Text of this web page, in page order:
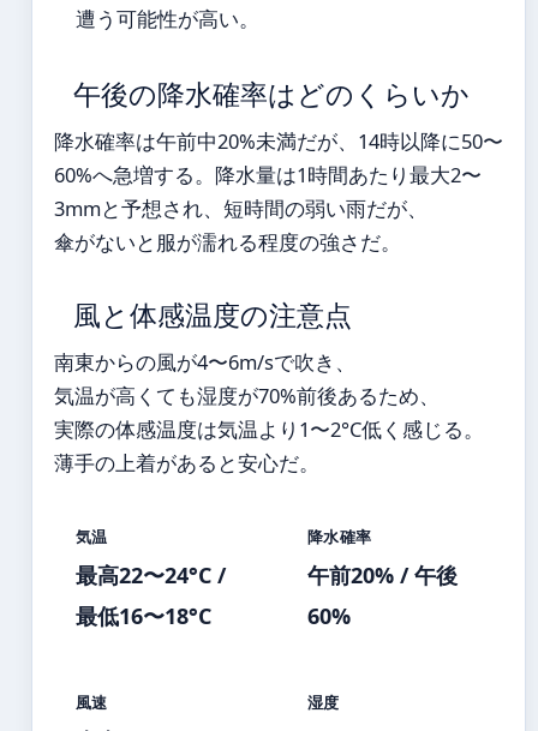
遭う可能性が高い。
午後の降水確率はどのくらいか
降水確率は午前中20%未満だが、14時以降に50〜
60%へ急増する。降水量は1時間あたり最大2〜
3mmと予想され、短時間の弱い雨だが、
傘がないと服が濡れる程度の強さだ。
風と体感温度の注意点
南東からの風が4〜6m/sで吹き、
気温が高くても湿度が70%前後あるため、
実際の体感温度は気温より1〜2°C低く感じる。
薄手の上着があると安心だ。
気温
最高22〜24°C /
最低16〜18°C
降水確率
午前20% / 午後
60%
風速 湿度